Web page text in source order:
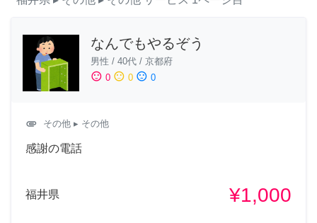
なんでもやるぞう
男性 / 40代 / 京都府
sentiment_satisfied 0 sentiment_neutral 0 sentiment_dissatisfied 0
attachment その他 ▸ その他
感謝の電話
福井県 ¥1,000